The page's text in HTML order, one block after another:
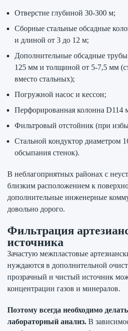
Отверстие глубиной 30-300 м;
Сборные стальные обсадные
и длиной от 3 до 12 м;
Дополнительные обсадные
125 мм и толщиной от 5-7,5 мм
вместо стальных);
Погружной насос и кессон;
Перфорированная колонна D114
Фильтровый отстойник (при
Стальной кондуктор диаметром
обсыпания стенок).
В неблагоприятных районах с
близким расположением к
дополнительные инженерные
довольно дорого.
Фильтрация
источника
Зачастую межпластовые
нуждаются в дополнительной
прозрачный и чистый источник
концентрации газов и минералов.
Поэтому всегда необходимо
лабораторный анализ. В